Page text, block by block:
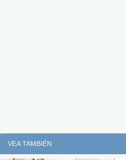
VEA TAMBIÉN